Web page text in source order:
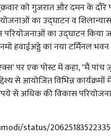
शुक्रवार को गुजरात और दमन के
का उद्घाटन व
का उद्घाटन किया
का नया टर्मिनल भवन
'एक्स' पर एक पोस्ट में कहा, ''मैं
से आयोजित विभिन्न
से अधिक की विकास
status/